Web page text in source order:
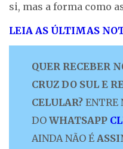
si, mas a forma como
LEIA AS ÚLTIMAS
QUER RECEBER
CRUZ DO SUL E
CELULAR? ENTRE
DO WHATSAPP
AINDA NÃO É